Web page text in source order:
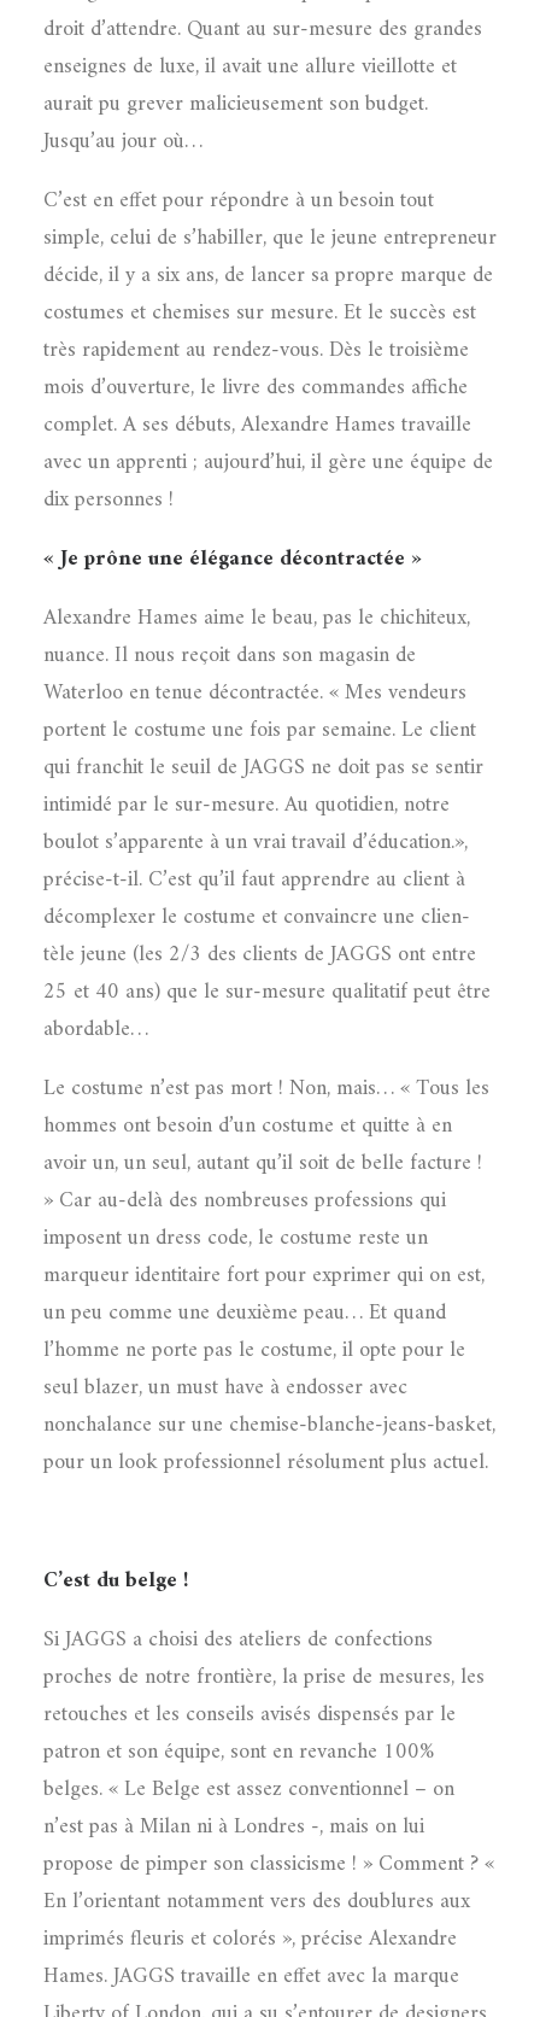
droit d’attendre. Quant au sur-mesure des grandes
enseignes de luxe, il avait une allure vieillotte et
aurait pu grever malicieusement son budget.
Jusqu’au jour où…
C’est en effet pour répondre à un besoin tout
simple, celui de s’habiller, que le jeune entrepreneur
décide, il y a six ans, de lancer sa propre marque de
costumes et chemises sur mesure. Et le succès est
très rapidement au rendez-vous. Dès le troisième
mois d’ouverture, le livre des commandes affiche
complet. A ses débuts, Alexandre Hames travaille
avec un apprenti ; aujourd’hui, il gère une équipe de
dix personnes !
« Je prône une élégance décontractée »
Alexandre Hames aime le beau, pas le chichiteux,
nuance. Il nous reçoit dans son magasin de
Waterloo en tenue décontractée. « Mes vendeurs
portent le costume une fois par semaine. Le client
qui franchit le seuil de JAGGS ne doit pas se sentir
intimidé par le sur-mesure. Au quotidien, notre
boulot s’apparente à un vrai travail d’éducation.»,
précise-t-il. C’est qu’il faut apprendre au client à
décomplexer le costume et convaincre une clien-
tèle jeune (les 2/3 des clients de JAGGS ont entre
25 et 40 ans) que le sur-mesure qualitatif peut être
abordable…
Le costume n’est pas mort ! Non, mais… « Tous les
hommes ont besoin d’un costume et quitte à en
avoir un, un seul, autant qu’il soit de belle facture !
» Car au-delà des nombreuses professions qui
imposent un dress code, le costume reste un
marqueur identitaire fort pour exprimer qui on est,
un peu comme une deuxième peau… Et quand
l’homme ne porte pas le costume, il opte pour le
seul blazer, un must have à endosser avec
nonchalance sur une chemise-blanche-jeans-basket,
pour un look professionnel résolument plus actuel.
C’est du belge !
Si JAGGS a choisi des ateliers de confections
proches de notre frontière, la prise de mesures, les
retouches et les conseils avisés dispensés par le
patron et son équipe, sont en revanche 100%
belges. « Le Belge est assez conventionnel – on
n’est pas à Milan ni à Londres -, mais on lui
propose de pimper son classicisme ! » Comment ? «
En l’orientant notamment vers des doublures aux
imprimés fleuris et colorés », précise Alexandre
Hames. JAGGS travaille en effet avec la marque